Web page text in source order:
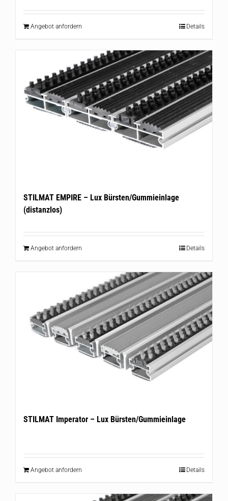
Angebot anfordern Details
STILMAT EMPIRE – Lux Bürsten/Gummieinlage
(distanzlos)
Angebot anfordern Details
STILMAT Imperator – Lux Bürsten/Gummieinlage
Angebot anfordern Details